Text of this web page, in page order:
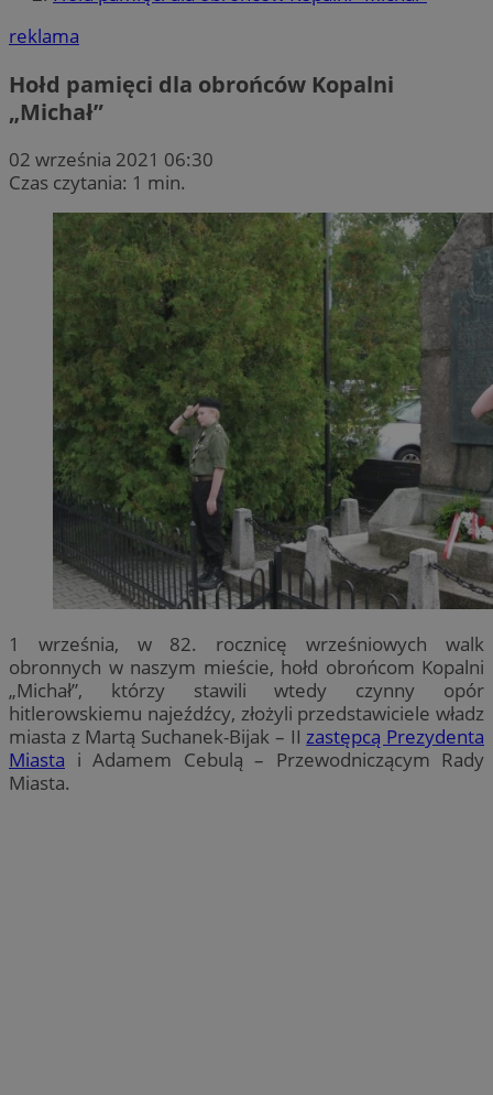
reklama
Hołd pamięci dla obrońców Kopalni
„Michał”
02 września 2021 06:30
Czas czytania: 1 min.
1 września, w 82. rocznicę wrześniowych walk
obronnych w naszym mieście, hołd obrońcom Kopalni
„Michał”, którzy stawili wtedy czynny opór
hitlerowskiemu najeźdźcy, złożyli przedstawiciele władz
miasta z Martą Suchanek-Bijak – IIzastępcą Prezydenta
Miasta i Adamem Cebulą – Przewodniczącym Rady
Miasta.